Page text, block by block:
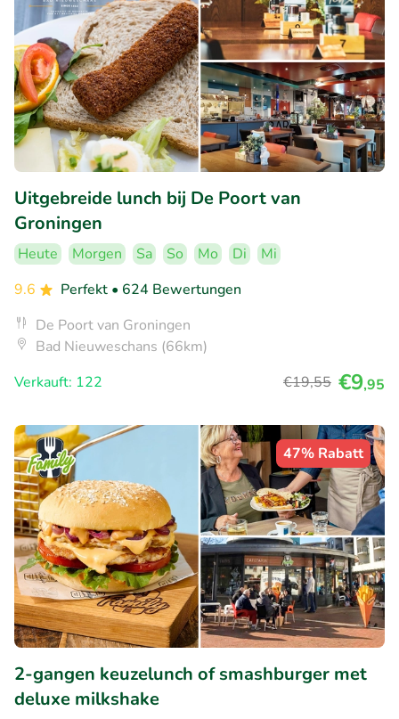
Uitgebreide lunch bij De Poort van
Groningen
Heute Morgen Sa So Mo Di
Mi
9.6
Perfekt • 624 Bewertungen
De Poort van Groningen
Bad Nieuweschans (66km)
Verkauft: 122
€19,55 €9,95
47% Rabatt
2-gangen keuzelunch of smashburger met
deluxe milkshake